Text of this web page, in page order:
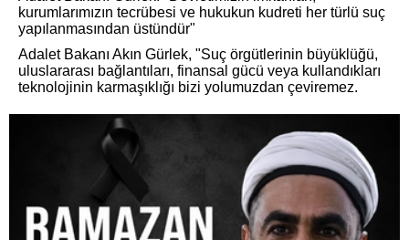
kurumlarımızın tecrübesi ve hukukun kudreti her türlü suç
yapılanmasından üstündür"
Adalet Bakanı Akın Gürlek, "Suç örgütlerinin büyüklüğü,
uluslararası bağlantıları, finansal gücü veya kullandıkları
teknolojinin karmaşıklığı bizi yolumuzdan çeviremez.